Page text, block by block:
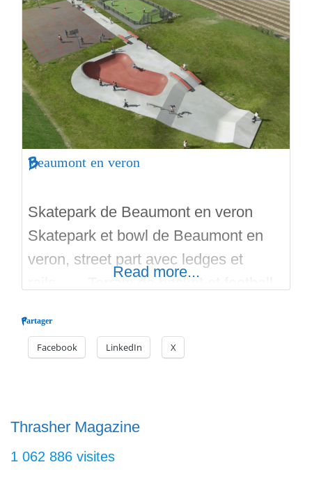
Beaumont en veron
Skatepark de Beaumont en veron
Skatepark et bowl de Beaumont en
veron, street part avec ledges et
rails…. Terrain de basket et football
en 2013 par Constructo. Enjoy! Et
n’oubliez pas de mater les skateparks
Read more...
Partager
Facebook LinkedIn X
Thrasher Magazine
1 062 886 visites